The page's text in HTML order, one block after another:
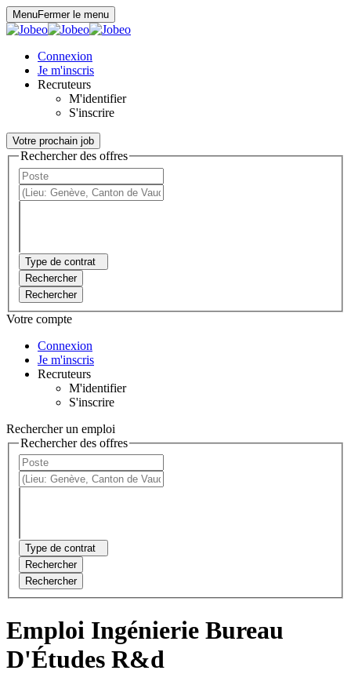
MenuFermer le menu
Connexion
Je m'inscris
Recruteurs
M'identifier
S'inscrire
Votre prochain job
Rechercher des offres
Type de contrat
Rechercher
Rechercher
Votre compte
Connexion
Je m'inscris
Recruteurs
M'identifier
S'inscrire
Rechercher un emploi
Rechercher des offres
Type de contrat
Rechercher
Rechercher
Emploi Ingénierie Bureau
D'Études R&d
Panneau de gestion des cookies